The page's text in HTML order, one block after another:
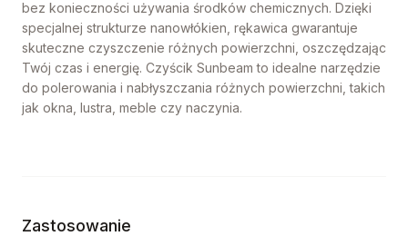
bez konieczności używania środków chemicznych. Dzięki
specjalnej strukturze nanowłókien, rękawica gwarantuje
skuteczne czyszczenie różnych powierzchni, oszczędzając
Twój czas i energię. Czyścik Sunbeam to idealne narzędzie
do polerowania i nabłyszczania różnych powierzchni, takich
jak okna, lustra, meble czy naczynia.
Zastosowanie